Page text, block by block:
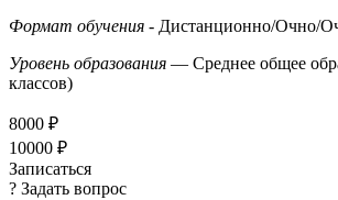
Формат обучения - Дистанционно/Очно/
Уровень образования — Среднее общее
классов)
8000 ₽
10000 ₽
Записаться
? Задать вопрос